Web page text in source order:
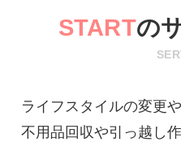
STARTの
ライフスタイルの変更
不用品回収や引っ越し